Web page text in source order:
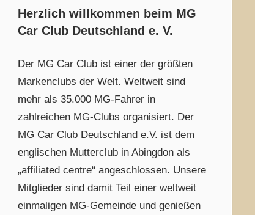
Herzlich willkommen beim MG
Car Club Deutschland e. V.
Der MG Car Club ist einer der größten
Markenclubs der Welt. Weltweit sind
mehr als 35.000 MG-Fahrer in
zahlreichen MG-Clubs organisiert. Der
MG Car Club Deutschland e.V. ist dem
englischen Mutterclub in Abingdon als
„affiliated centre“ angeschlossen. Unsere
Mitglieder sind damit Teil einer weltweit
einmaligen MG-Gemeinde und genießen